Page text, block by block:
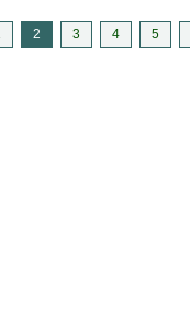
2 3 4 5